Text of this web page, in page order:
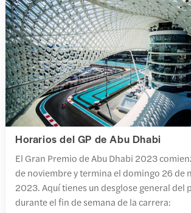
Horarios del GP de Abu Dhabi
El Gran Premio de Abu Dhabi 2023
de noviembre y termina el domingo 26 de
2023. Aquí tienes un desglose general del
durante el fin de semana de la carrera: